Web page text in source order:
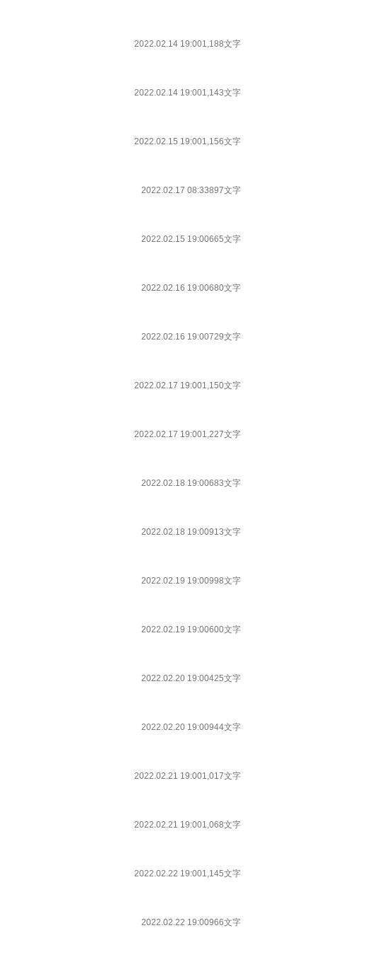
2022.02.14 19:001,188文字
2022.02.14 19:001,143文字
2022.02.15 19:001,156文字
2022.02.17 08:33897文字
2022.02.15 19:00665文字
2022.02.16 19:00680文字
2022.02.16 19:00729文字
2022.02.17 19:001,150文字
2022.02.17 19:001,227文字
2022.02.18 19:00683文字
2022.02.18 19:00913文字
2022.02.19 19:00998文字
2022.02.19 19:00600文字
2022.02.20 19:00425文字
2022.02.20 19:00944文字
2022.02.21 19:001,017文字
2022.02.21 19:001,068文字
2022.02.22 19:001,145文字
2022.02.22 19:00966文字